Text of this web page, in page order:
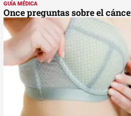
GUÍA MÉDICA
Once preguntas sobre el